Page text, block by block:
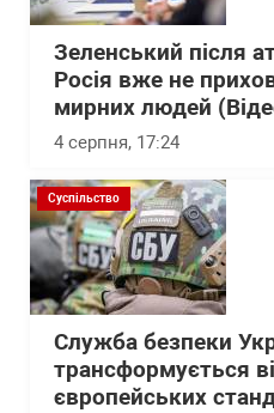
Зеленський після
Росія вже не
мирних людей
4 серпня, 17:24
Суспільство
Служба безпеки
трансформується
європейських